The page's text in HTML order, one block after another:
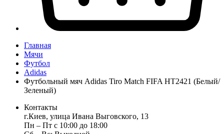
Главная
Мячи
Футбол
Adidas
Футбольный мяч Adidas Tiro Match FIFA HT2421 (Белый/
Зеленый)
Контакты
г.Киев, улица Ивана Выговского, 13
Пн ‒ Пт с 10:00 до 18:00